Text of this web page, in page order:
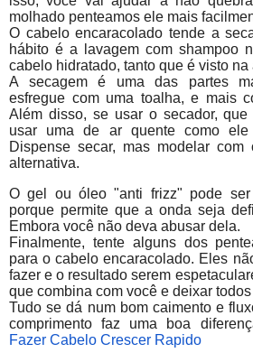
molhado penteamos ele mais
O cabelo encaracolado tende a
hábito é a lavagem com shampoo
cabelo hidratado, tanto que é visto
A secagem é uma das partes
esfregue com uma toalha, e mais
Além disso, se usar o secador,
usar uma de ar quente como ele
Dispense secar, mas modelar
alternativa.
O gel ou óleo "anti frizz" pode
porque permite que a onda seja
Embora você não deva abusar dela.
Finalmente, tente alguns dos
para o cabelo encaracolado. Eles
fazer e o resultado serem
que combina com você e deixar
Tudo se dá num bom caimento e
comprimento faz uma boa
Fazer Cabelo Crescer Rapido